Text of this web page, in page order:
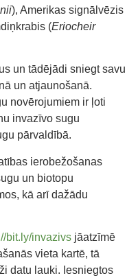
), Amerikas signālvēzis
(Eriocheir
un tādējādi sniegt savu
un atjaunošanā.
novērojumiem ir ļoti
invazīvo sugu
pārvaldībā.
ierobežošanas
un biotopu
kā arī dažādu
bit.ly/invazivs jāatzīmē
vieta kartē, tā
datu lauki. Iesniegtos